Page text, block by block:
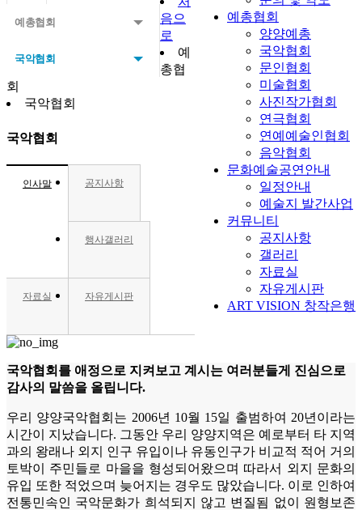
예총협회
양양예총
국악협회
문인협회
미술협회
사진작가협회
연극협회
연예예술인협회
음악협회
문화예술공연안내
일정안내
예술지 발간사업
커뮤니티
공지사항
갤러리
자료실
자유게시판
ART VISION 창작은행
예총협회
국악협회
음으
로
예
총협
회
국악협회
국악협회
인사말 공지사항
행사갤러리
자료실 자유게시판
국악협회를 애정으로 지켜보고 계시는 여러분들게 진심으로
감사의 말씀을 올립니다.
우리 양양국악협회는 2006년 10월 15일 출범하여 20년이라는
시간이 지났습니다. 그동안 우리 양양지역은 예로부터 타 지역
과의 왕래나 외지 인구 유입이나 유동인구가 비교적 적어 거의
토박이 주민들로 마을을 형성되어왔으며 따라서 외지 문화의
유입 또한 적었으며 늦어지는 경우도 많았습니다. 이로 인하여
전통민속인 국악문화가 희석되지 않고 변질됨 없이 원형보존